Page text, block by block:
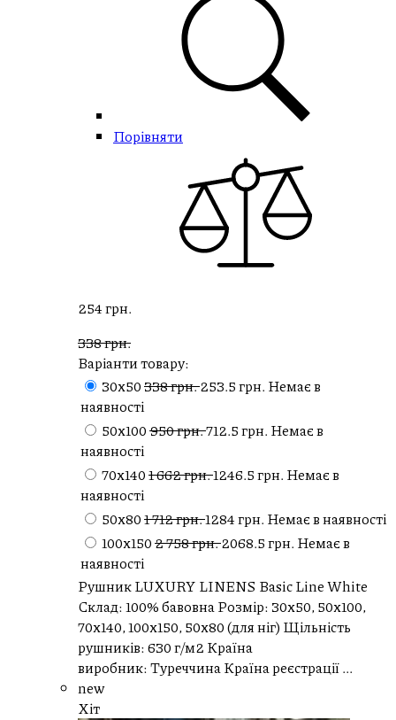
Порівняти
254 грн.
338 грн.
Варіанти товару:
30х50338 грн.253.5 грн. Немає в
наявності
50х100950 грн.712.5 грн. Немає в
наявності
70х1401 662 грн.1246.5 грн. Немає в
наявності
50х801 712 грн.1284 грн. Немає в наявності
100х1502 758 грн.2068.5 грн. Немає в
наявності
Рушник LUXURY LINENS Basic Line White
Склад: 100% бавовна Розмір: 30x50, 50x100,
70x140, 100x150, 50x80 (для ніг) Щільність
рушників: 630 г/м2 Країна
виробник: Туреччина Країна реєстрації ...
new
Хіт